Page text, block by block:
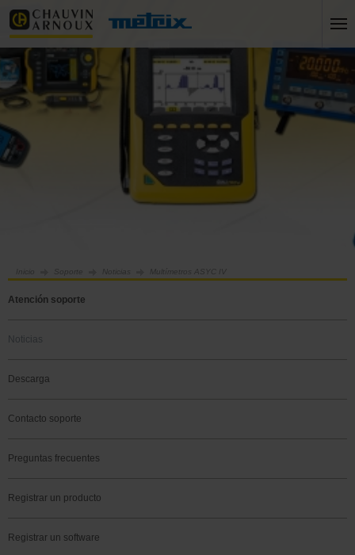
Inicio Soporte Noticias Multímetros ASYC IV
Atención soporte
Noticias
Descarga
Contacto soporte
Preguntas frecuentes
Registrar un producto
Registrar un software